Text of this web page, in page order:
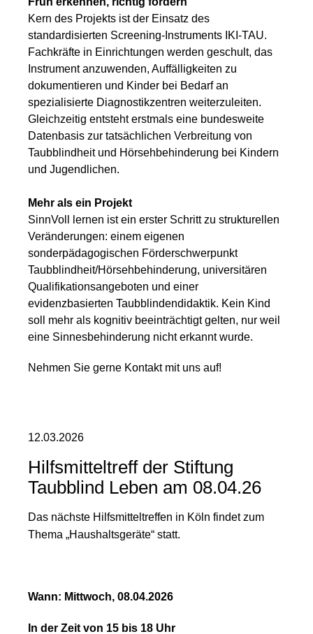
Kern des Projekts ist der Einsatz des
standardisierten Screening-Instruments IKI-TAU.
Fachkräfte in Einrichtungen werden geschult, das
Instrument anzuwenden, Auffälligkeiten zu
dokumentieren und Kinder bei Bedarf an
spezialisierte Diagnostikzentren weiterzuleiten.
Gleichzeitig entsteht erstmals eine bundesweite
Datenbasis zur tatsächlichen Verbreitung von
Taubblindheit und Hörsehbehinderung bei Kindern
und Jugendlichen.
Mehr als ein Projekt
SinnVoll lernen ist ein erster Schritt zu strukturellen
Veränderungen: einem eigenen
sonderpädagogischen Förderschwerpunkt
Taubblindheit/Hörsehbehinderung, universitären
Qualifikationsangeboten und einer
evidenzbasierten Taubblindendidaktik. Kein Kind
soll mehr als kognitiv beeinträchtigt gelten, nur weil
eine Sinnesbehinderung nicht erkannt wurde.
Nehmen Sie gerne Kontakt mit uns auf!
12.03.2026
Hilfsmitteltreff der Stiftung
Taubblind Leben am 08.04.26
Das nächste Hilfsmitteltreffen in Köln findet zum
Thema „Haushaltsgeräte“ statt.
Wann: Mittwoch, 08.04.2026
In der Zeit von 15 bis 18 Uhr